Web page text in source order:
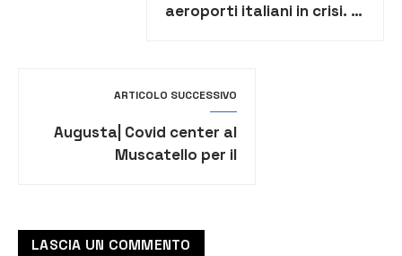
aeroporti italiani in crisi. A
ARTICOLO SUCCESSIVO
Augusta| Covid center al
Muscatello per il
LASCIA UN COMMENTO